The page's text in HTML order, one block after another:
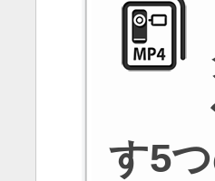
す5